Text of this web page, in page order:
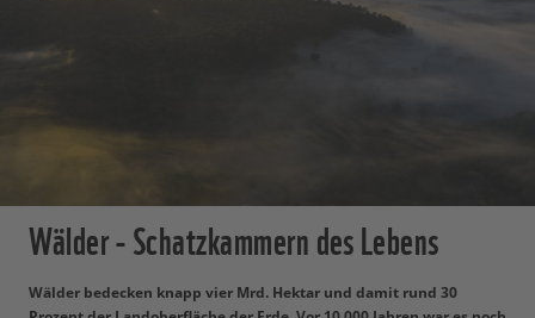
Wälder - Schatzkammern des Lebens
Wälder bedecken knapp vier Mrd. Hektar und damit rund 30